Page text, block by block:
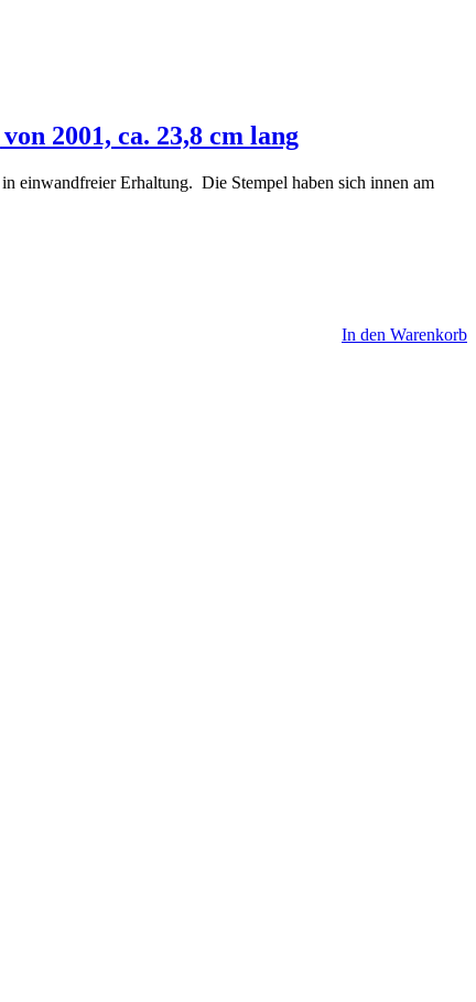
2001, ca. 23,8 cm lang
einwandfreier Erhaltung. Die Stempel haben sich innen am
In den Warenkorb